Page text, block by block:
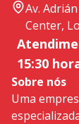
Av.
Center,
15:30
Sobre nós
Uma